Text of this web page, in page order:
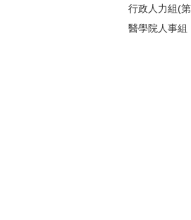
行政人力組(
醫學院人事組